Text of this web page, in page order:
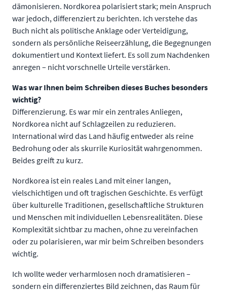
dämonisieren. Nordkorea polarisiert stark; mein Anspruch
war jedoch, differenziert zu berichten. Ich verstehe das
Buch nicht als politische Anklage oder Verteidigung,
sondern als persönliche Reiseerzählung, die Begegnungen
dokumentiert und Kontext liefert. Es soll zum Nachdenken
anregen – nicht vorschnelle Urteile verstärken.
Was war Ihnen beim Schreiben dieses Buches besonders
wichtig?
Differenzierung. Es war mir ein zentrales Anliegen,
Nordkorea nicht auf Schlagzeilen zu reduzieren.
International wird das Land häufig entweder als reine
Bedrohung oder als skurrile Kuriosität wahrgenommen.
Beides greift zu kurz.
Nordkorea ist ein reales Land mit einer langen,
vielschichtigen und oft tragischen Geschichte. Es verfügt
über kulturelle Traditionen, gesellschaftliche Strukturen
und Menschen mit individuellen Lebensrealitäten. Diese
Komplexität sichtbar zu machen, ohne zu vereinfachen
oder zu polarisieren, war mir beim Schreiben besonders
wichtig.
Ich wollte weder verharmlosen noch dramatisieren –
sondern ein differenziertes Bild zeichnen, das Raum für